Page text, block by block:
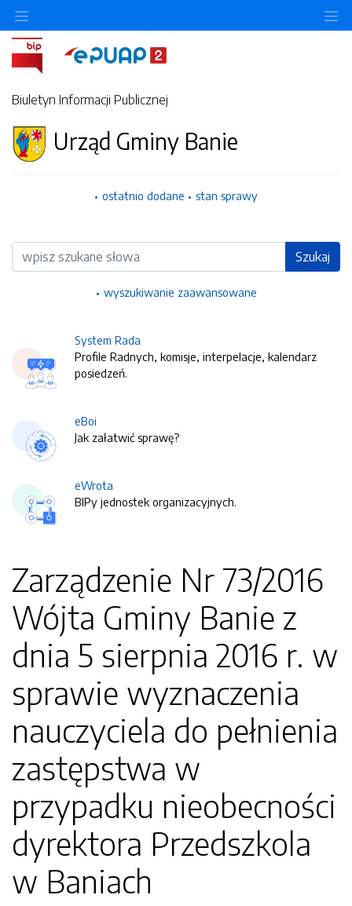
Biuletyn Informacji Publicznej
Urząd Gminy Banie
ostatnio dodane stan sprawy
Wyszukiwarka Szukaj
wyszukiwanie zaawansowane
System Rada
Profile Radnych, komisje, interpelacje, kalendarz
posiedzeń.
eBoi
Jak załatwić sprawę?
eWrota
BIPy jednostek organizacyjnych.
Zarządzenie Nr 73/2016
Wójta Gminy Banie z
dnia 5 sierpnia 2016 r. w
sprawie wyznaczenia
nauczyciela do pełnienia
zastępstwa w
przypadku nieobecności
dyrektora Przedszkola
w Baniach